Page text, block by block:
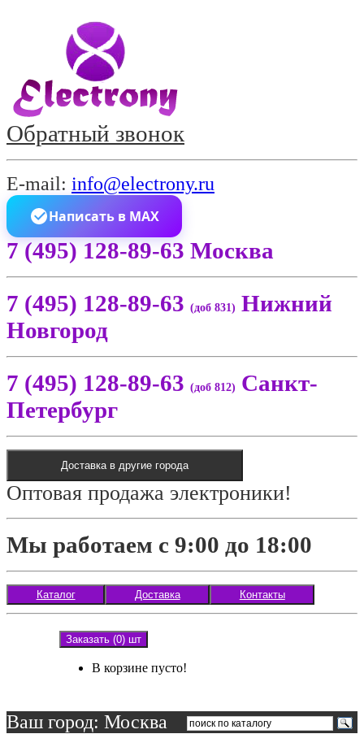
Обратный звонок
E-mail: info@electrony.ru
Написать в MAX
7 (495) 128-89-63 Москва
7 (495) 128-89-63 (доб 831) Нижний
Новгород
7 (495) 128-89-63 (доб 812) Санкт-
Петербург
Доставка в другие города
Оптовая продажа электроники!
Мы работаем с 9:00 до 18:00
Каталог Доставка Контакты
Заказать (0) шт
В корзине пусто!
Ваш город: Москва